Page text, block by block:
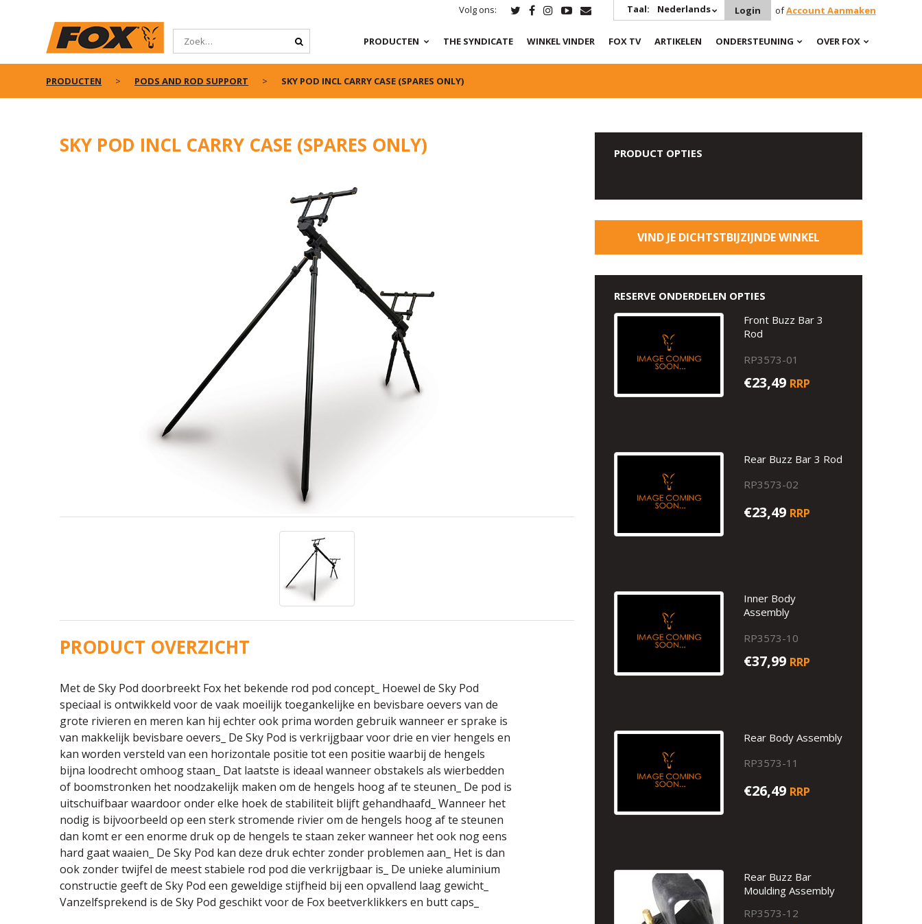
Volg ons: Taal: Nederlands Login ofAccount Aanmaken
PRODUCTEN THE SYNDICATE WINKEL VINDER FOX TV ARTIKELEN ONDERSTEUNING OVER FOX
PRODUCTEN PODS AND ROD SUPPORT SKY POD INCL CARRY CASE (SPARES ONLY)
SKY POD INCL CARRY CASE (SPARES ONLY)
PRODUCT OVERZICHT
Met de Sky Pod doorbreekt Fox het bekende rod pod concept_ Hoewel de Sky Pod
speciaal is ontwikkeld voor de vaak moeilijk toegankelijke en bevisbare oevers van de
grote rivieren en meren kan hij echter ook prima worden gebruik wanneer er sprake is
van makkelijk bevisbare oevers_ De Sky Pod is verkrijgbaar voor drie en vier hengels en
kan worden versteld van een horizontale positie tot een positie waarbij de hengels
bijna loodrecht omhoog staan_ Dat laatste is ideaal wanneer obstakels als wierbedden
of boomstronken het noodzakelijk maken om de hengels hoog af te steunen_ De pod is
uitschuifbaar waardoor onder elke hoek de stabiliteit blijft gehandhaafd_ Wanneer het
nodig is bijvoorbeeld op een sterk stromende rivier om de hengels hoog af te steunen
dan komt er een enorme druk op de hengels te staan zeker wanneer het ook nog eens
hard gaat waaien_ De Sky Pod kan deze druk echter zonder problemen aan_ Het is dan
ook zonder twijfel de meest stabiele rod pod die verkrijgbaar is_ De unieke aluminium
constructie geeft de Sky Pod een geweldige stijfheid bij een opvallend laag gewicht_
Vanzelfsprekend is de Sky Pod geschikt voor de Fox beetverklikkers en butt caps_
PRODUCT OPTIES
VIND JE DICHTSTBIJZIJNDE WINKEL
RESERVE ONDERDELEN OPTIES
Front Buzz Bar 3
Rod
RP3573-01
€23,49 RRP
Rear Buzz Bar 3 Rod
RP3573-02
€23,49 RRP
Inner Body
Assembly
RP3573-10
€37,99 RRP
Rear Body Assembly
RP3573-11
€26,49 RRP
Rear Buzz Bar
Moulding Assembly
RP3573-12